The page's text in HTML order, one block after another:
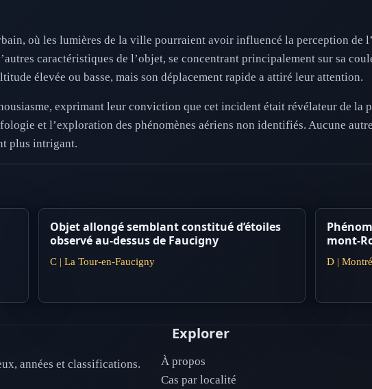
où les lumières de la ville pourraient avoir influencé la perception de
caractéristiques de l’objet, se concentrant principalement sur sa
élevée ou basse, mais son déplacement rapide a attiré leur attention.
exprimant leur conviction que cet incident était révélateur de la
et l’exploration des phénomènes aériens non identifiés. Aucune
plus intrigant.
Objet allongé semblant constitué d’étoiles
observé au-dessus de Faucigny
C | La Tour-en-Faucigny
mont-
D |
années et classifications.
Explorer
À propos
Cas par localité